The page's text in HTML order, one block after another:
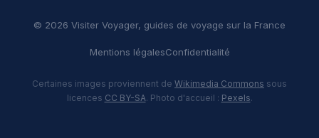
© 2026 Visiter Voyager, guides de voyage sur la France
Mentions légalesConfidentialité
Certaines images proviennent de Wikimedia Commons sous
licences CC BY-SA. Photo d'accueil : Pexels.